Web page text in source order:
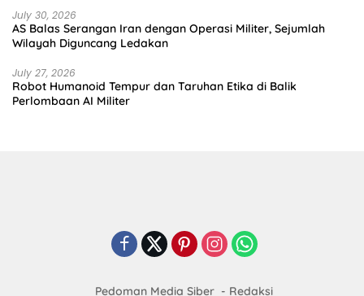
July 30, 2026
AS Balas Serangan Iran dengan Operasi Militer, Sejumlah
Wilayah Diguncang Ledakan
July 27, 2026
Robot Humanoid Tempur dan Taruhan Etika di Balik
Perlombaan AI Militer
Pedoman Media Siber Redaksi